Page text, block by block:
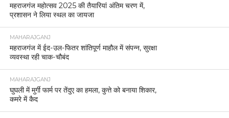
महराजगंज महोत्सव 2025 की तैयारियां अंतिम चरण में,
प्रशासन ने लिया स्थल का जायजा
MAHARAJGANJ
महराजगंज में ईद-उल-फितर शांतिपूर्ण माहौल में संपन्न, सुरक्षा
व्यवस्था रही चाक-चौबंद
MAHARAJGANJ
घुघली में मुर्गी फार्म पर तेंदुए का हमला, कुत्ते को बनाया शिकार,
कमरे में कैद